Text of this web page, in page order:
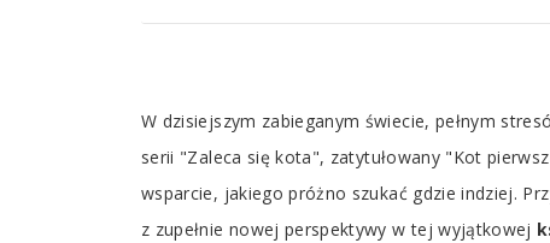
Tab
Article
W dzisiejszym zabieganym świecie, pełnym
serii "Zaleca się kota", zatytułowany "Kot
wsparcie, jakiego próżno szukać gdzie indziej.
z zupełnie nowej perspektywy w tej wyjątkowej